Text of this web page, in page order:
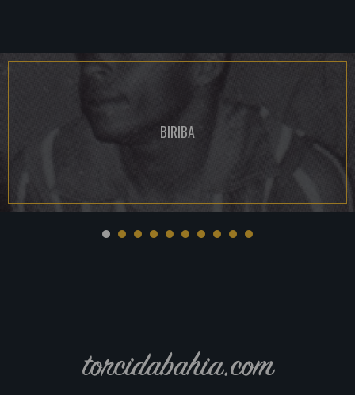
BIRIBA
torcidabahia.com